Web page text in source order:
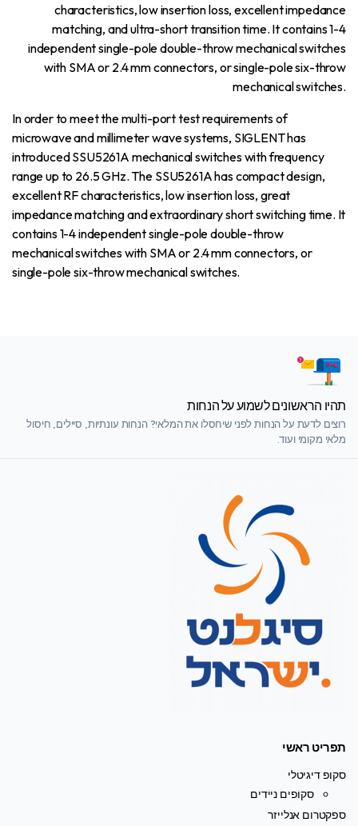
characteristics, low insertion loss, excellent impedance
matching, and ultra-short transition time. It contains 1-4
independent single-pole double-throw mechanical switches
with SMA or 2.4 mm connectors, or single-pole six-throw
mechanical switches.
In order to meet the multi-port test requirements of
microwave and millimeter wave systems, SIGLENT has
introduced SSU5261A mechanical switches with frequency
range up to 26.5 GHz. The SSU5261A has compact design,
excellent RF characteristics, low insertion loss, great
impedance matching and extraordinary short switching time. It
contains 1-4 independent single-pole double-throw
mechanical switches with SMA or 2.4 mm connectors, or
single-pole six-throw mechanical switches.
תהיו הראשונים לשמוע על הנחות
רוצים לדעת על הנחות לפני שיחסלו את המלאי? הנחות עונתיות, סיילים, חיסול
מלאי מקומי ועוד.
תפריט ראשי
סקופ דיגיטלי
סקופים ניידים
ספקטרום אנלייזר